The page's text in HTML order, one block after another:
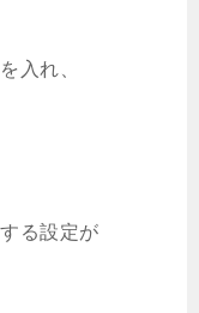
入れ、
る設定が